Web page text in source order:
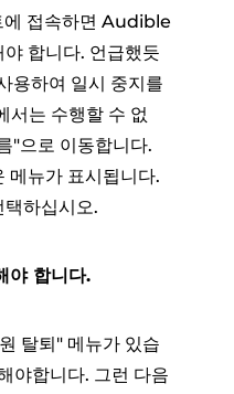
접속하면 Audible
합니다. 언급했듯
용하여 일시 중지를
서는 수행할 수 없
"으로 이동합니다.
메뉴가 표시됩니다.
하십시오.
야 합니다.
탈퇴" 메뉴가 있습
야합니다. 그런 다음